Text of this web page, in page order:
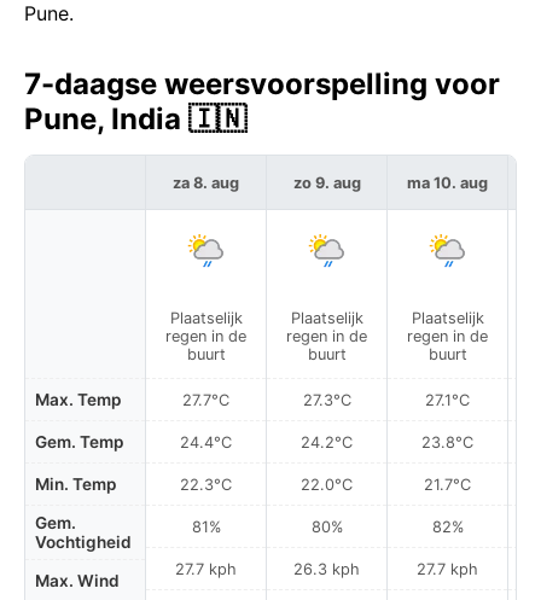
Pune.
7-daagse weersvoorspelling voor
Pune, India 🇮🇳
Max. Temp
Gem. Temp
Min. Temp
Gem.
Vochtigheid
Max. Wind
za 8. aug
Plaatselijk
regen in de
buurt
27.7°C
24.4°C
22.3°C
81%
27.7 kph
zo 9. aug
Plaatselijk
regen in de
buurt
27.3°C
24.2°C
22.0°C
80%
26.3 kph
ma 10. aug
Plaatselijk
regen in de
buurt
27.1°C
23.8°C
21.7°C
82%
27.7 kph